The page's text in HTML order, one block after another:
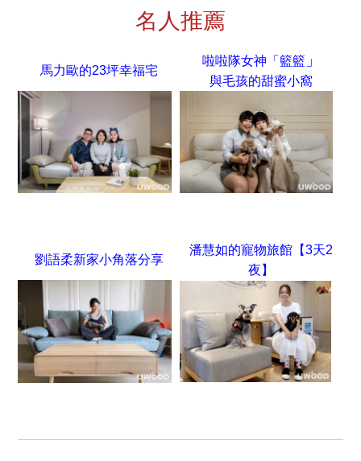
名人推薦
馬力歐的23坪幸福宅
啦啦隊女神「籃籃 」
與毛孩的甜蜜小窩
劉語柔新家小角落分享
潘慧如的寵物旅館【3天2
夜】